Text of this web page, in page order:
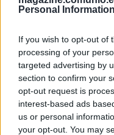
Personal Information
If you wish to opt-out of
processing of your
targeted advertising by
section to confirm your
opt-out request is
interest-based ads
us or personal
your opt-out. You may
que en el último
jornada 13.
En el total de la
una media de 4,5
Entre sus estadísticas
entradas y 3,8 disputas
subido 800.000 euros en